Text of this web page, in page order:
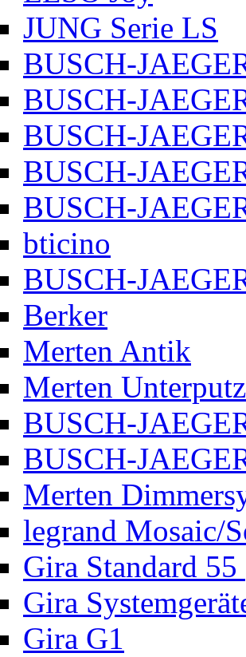
JUNG Serie LS
BUSCH-
BUSCH-
BUSCH-
BUSCH-
BUSCH-
bticino
BUSCH-
Berker
Merten Antik
Merten
BUSCH-
BUSCH-
Merten
legrand Mosaic/
Gira Standard
Gira
Gira G1